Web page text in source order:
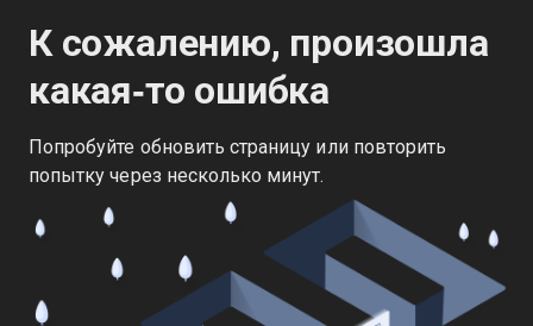
К сожалению, произошла
какая‑то ошибка
Попробуйте обновить страницу или повторить
попытку через несколько минут.